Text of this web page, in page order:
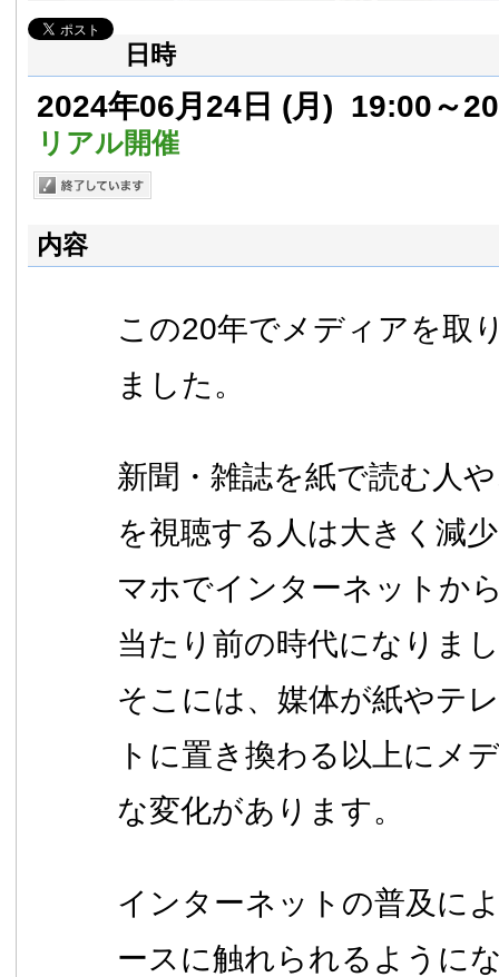
日時
2024年06月24日 (月) 19:00～
リアル開催
内容
この20年でメディアを取
ました。
新聞・雑誌を紙で読む人
を視聴する人は大きく減
マホでインターネットか
当たり前の時代になりま
そこには、媒体が紙やテ
トに置き換わる以上にメ
な変化があります。
インターネットの普及に
ースに触れられるように